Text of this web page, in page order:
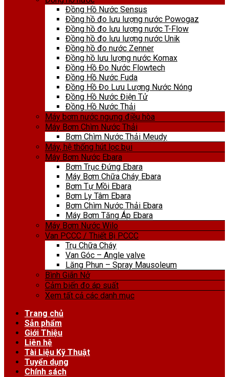
Đồng Hồ Nước Sensus
Đồng hồ đo lưu lượng nước Powogaz
Đồng hồ đo lưu lượng nước T-Flow
Đồng hồ đo lưu lượng nước Unik
Đồng hồ đo nước Zenner
Đồng hồ lưu lượng nước Komax
Đồng Hồ Đo Nước Flowtech
Đồng Hồ Nước Fuda
Đồng Hồ Đo Lưu Lượng Nước Nóng
Đồng Hồ Nước Điện Tử
Đồng Hồ Nước Thải
Máy bơm nước ngưng điều hòa
Máy Bơm Chìm Nước Thải
Bơm Chìm Nước Thải Meudy
Máy, hệ thống hút lọc bụi
Máy Bơm Nước Ebara
Bơm Trục Đứng Ebara
Máy Bơm Chữa Cháy Ebara
Bơm Tự Mồi Ebara
Bơm Ly Tâm Ebara
Bơm Chìm Nước Thải Ebara
Máy Bơm Tăng Áp Ebara
Máy Bơm Nước Wilo
Van PCCC / Thiết Bị PCCC
Trụ Chữa Cháy
Van Góc – Angle valve
Lăng Phun – Spray Mausoleum
Bình Giãn Nở
Cảm biến đo áp suất
Xem tất cả các danh mục
Trang chủ
Sản phẩm
Giới Thiệu
Liên hệ
Tài Liệu Kỹ Thuật
Tuyển dụng
Chính sách